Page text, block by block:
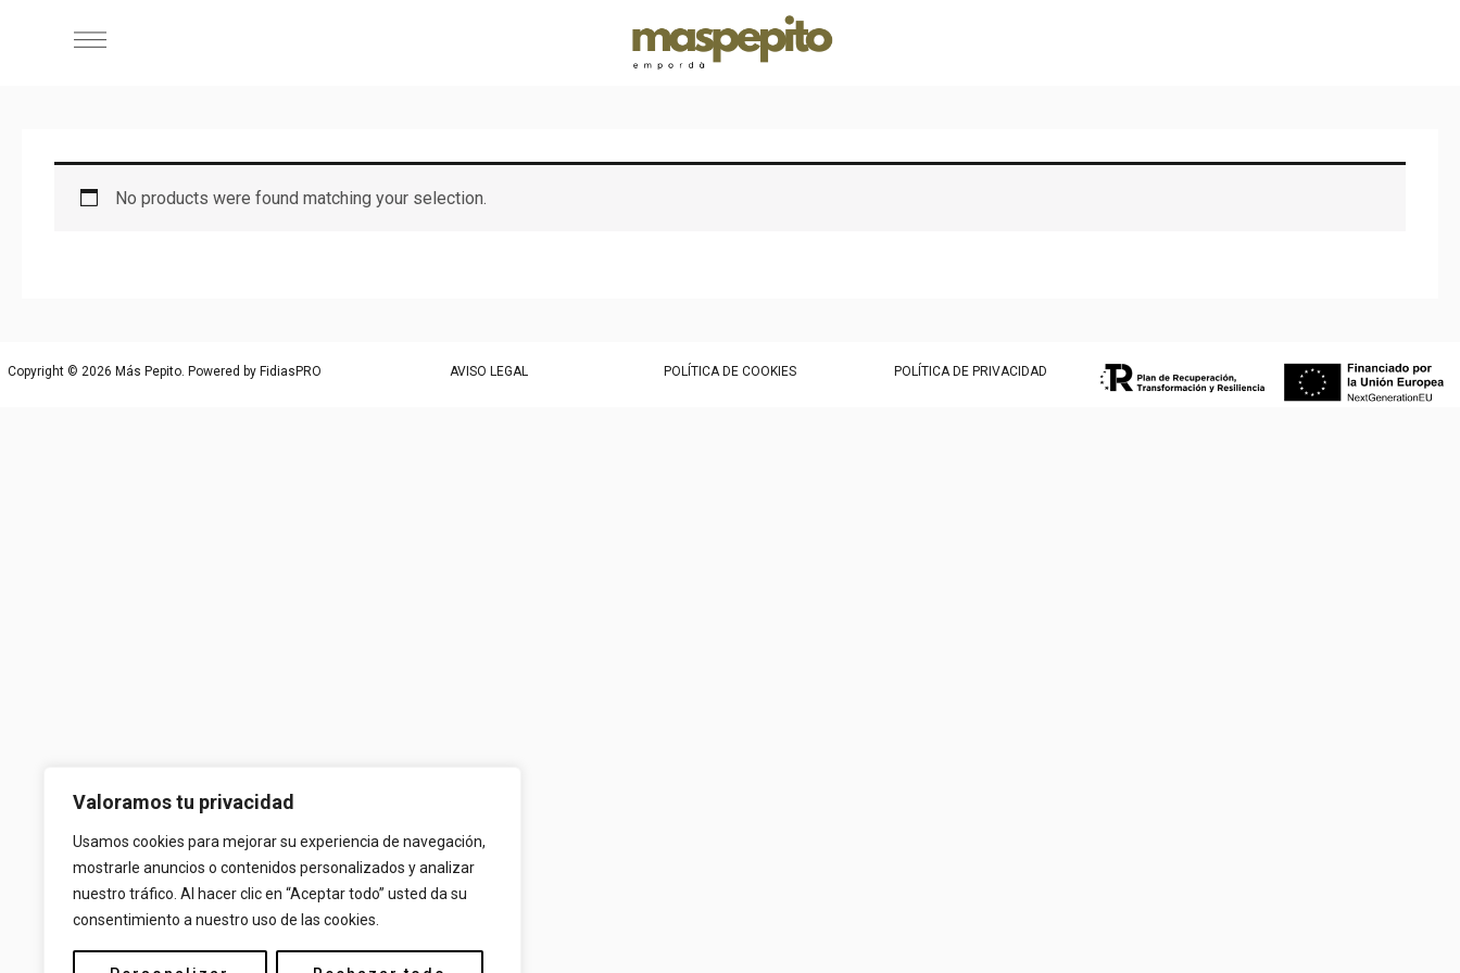
Valoramos tu privacidad
Usamos cookies para mejorar su experiencia de navegación,
mostrarle anuncios o contenidos personalizados y analizar
nuestro tráfico. Al hacer clic en “Aceptar todo” usted da su
consentimiento a nuestro uso de las cookies.
No products were found matching your selection.
Copyright © 2026 Más Pepito. Powered by FidiasPRO AVISO LEGAL POLÍTICA DE COOKIES POLÍTICA DE PRIVACIDAD